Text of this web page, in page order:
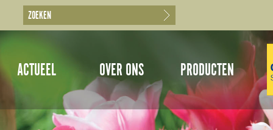
ACTUEEL OVER ONS PRODUCTEN